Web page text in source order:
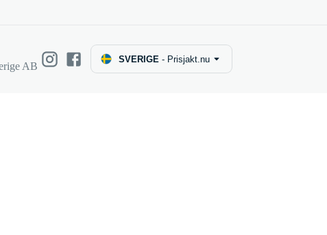
AB
SVERIGE - Prisjakt.nu